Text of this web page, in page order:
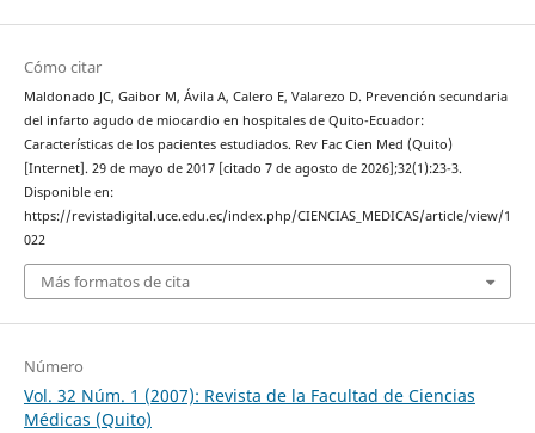
Cómo citar
Maldonado JC, Gaibor M, Ávila A, Calero E, Valarezo D. Prevención secundaria
del infarto agudo de miocardio en hospitales de Quito-Ecuador:
Características de los pacientes estudiados. Rev Fac Cien Med (Quito)
[Internet]. 29 de mayo de 2017 [citado 7 de agosto de 2026];32(1):23-3.
Disponible en:
https://revistadigital.uce.edu.ec/index.php/CIENCIAS_MEDICAS/article/view/1
022
Más formatos de cita
Número
Vol. 32 Núm. 1 (2007): Revista de la Facultad de Ciencias
Médicas (Quito)